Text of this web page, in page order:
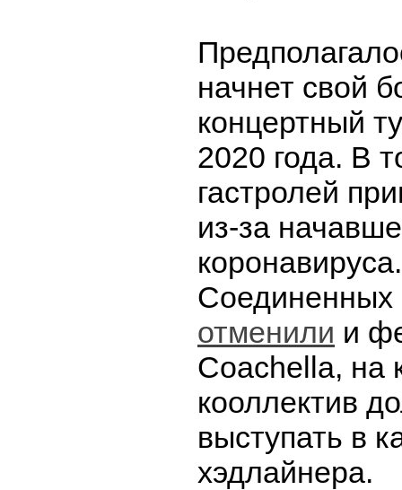
начнет свой
концертный
2020 года. В
гастролей
из-за
Соединенных
отменили и
Coachella, на
кооллектив
выступать в
хэдлайнера.